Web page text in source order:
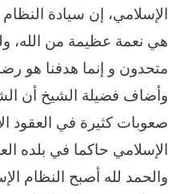
الإسلامي، إن سيادة
هي نعمة عظيمة من الله،
متحدون و إنما هدفنا هو
وأضاف فضيلة الشيخ أن
صعوبات كثيرة في العقود
الإسلامي حاكما في بلده
والحمد لله أصبح النظام